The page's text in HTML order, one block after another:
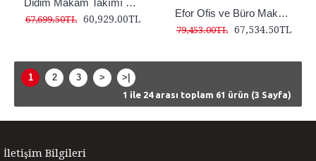
Didim Makam Takımı 240 cm Masalı vs
67,699.50TL 60,929.00TL Efor Ofis ve Büro Makam Takımı 240 cm Masalı 240 cm dolaplı
79,453.00TL 67,534.50TL
1 2 3 > >|
1 ile 24 arası toplam 61 ürün (3 Sayfa)
İletişim Bilgileri